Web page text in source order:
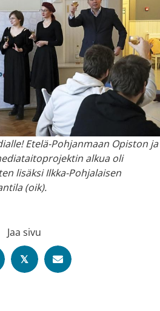
Etelä-Pohjanmaan Opiston ja
alkua oli
lisäksi Ilkka-Pohjalaisen
(oik).
Jaa sivu
𝕏